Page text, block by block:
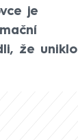
je
že uniklo